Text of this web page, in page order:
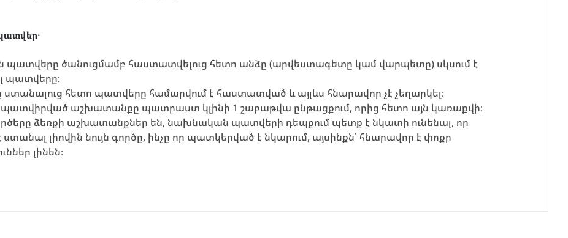
ծանուցմամբ հաստատվելուց հետո անձը (արվեստագետը կամ վարպետը) սկսում է
ստանալուց հետո պատվերը համարվում է հաստատված և այլևս հնարավոր չէ չեղարկել։
աշխատանքը պատրաստ կլինի 1 շաբաթվա ընթացքում, որից հետո այն կառաքվի։
ձեռքի աշխատանքներ են, նախնական պատվերի դեպքում պետք է նկատի ունենալ, որ
լիովին նույն գործը, ինչը որ պատկերված է նկարում, այսինքն՝ հնարավոր է փոքր
լինեն։